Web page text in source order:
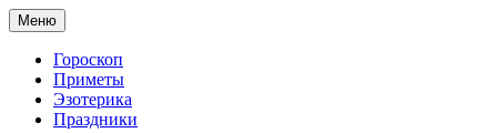
Меню
Гороскоп
Приметы
Эзотерика
Праздники